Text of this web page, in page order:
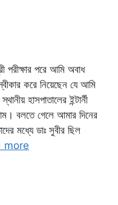
পরীক্ষার পরে আমি অবাধ
করে নিয়েছেন যে আমি
হাসপাতালের ইন্টার্নী
বলতে গেলে আমার দিনের
মধ্যে ডাঃ সুবীর ছিল
more